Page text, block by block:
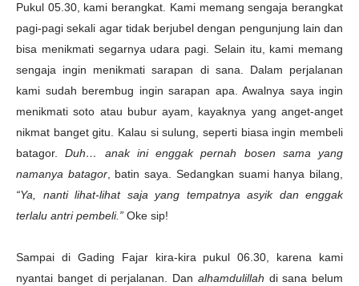
Pukul 05.30, kami berangkat. Kami memang sengaja berangkat
pagi-pagi sekali agar tidak berjubel dengan pengunjung lain dan
bisa menikmati segarnya udara pagi. Selain itu, kami memang
sengaja ingin menikmati sarapan di sana. Dalam perjalanan
kami sudah berembug ingin sarapan apa. Awalnya saya ingin
menikmati soto atau bubur ayam, kayaknya yang anget-anget
nikmat banget gitu. Kalau si sulung, seperti biasa ingin membeli
batagor.Duh… anak ini enggak pernah bosen sama yang
namanya batagor, batin saya. Sedangkan suami hanya bilang,
“Ya, nanti lihat-lihat saja yang tempatnya asyik dan enggak
terlalu antri pembeli.” Oke sip!
Sampai di Gading Fajar kira-kira pukul 06.30, karena kami
nyantai banget di perjalanan. Dan alhamdulillah di sana belum